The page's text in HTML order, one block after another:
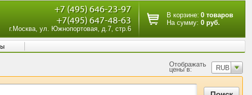
RUB
Отображать
цены в:
+7 (495) 646-23-97
+7(495) 647-48-63
г.Москва, ул. Южнопортовая, д.7, стр.6
В корзине: 0 товаров
На сумму: 0 руб.